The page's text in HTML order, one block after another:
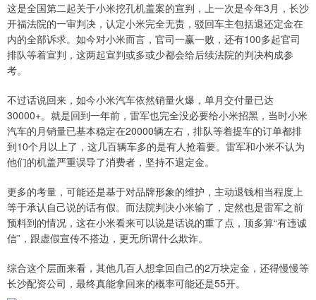
这是全国第二起关于小米挖孔机盖案的宣判，上一次是今年3月，长沙
开福法院的一审判决，认定小米完全无责，驳回车主包括退还定金在
内的全部诉求。如今对小米而言，官司一赢一败，还有100多起官司
排队等着宣判，这两起宣判或多或少都会给后续法院的判决构成参
考。
不过话说回来，如今小米汽车依然销量火爆，单月交付量已达
30000+。就是回到一年前，雷军也完全没必要给小米招黑，当时小米
汽车的月销量已基本稳定在20000辆左右，排队等着提车的订单都排
到10个月以上了，这几百辆车多的是有人抢着要。雷军和小米不认为
他们的机盖严重误导了消费者，坚持不退定金。
更多的考量，可能还是基于对品牌形象的维护，主动退钱相当程度上
等于承认自己说的话有假。而法院判决小米输了，定然也是雷军之前
预料到的情况，这在小米看来可以说是话说的重了点，顶多算“有违诚
信”，跟虚假宣传不搭边，更无所谓什么欺诈。
综合这个层面来看，其他几百人想拿回自己的2万块定金，还得慢慢等
长沙配资公司，最终真能拿回来的概率可能还是55开。